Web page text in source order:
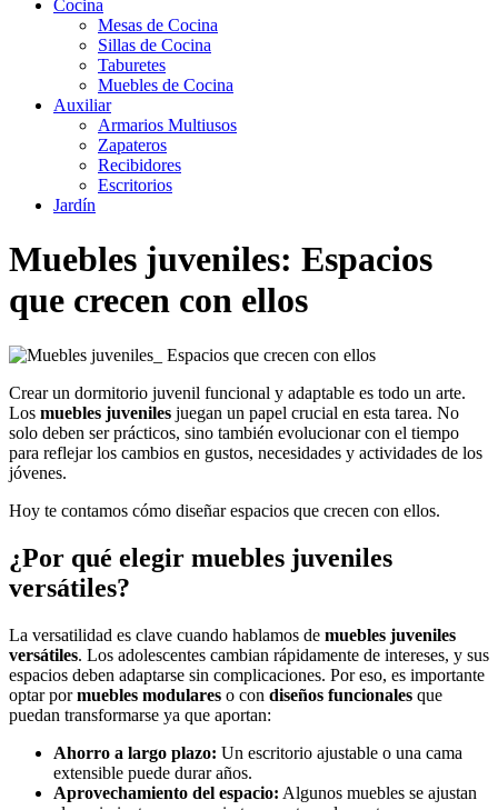
Cocina
Mesas de Cocina
Sillas de Cocina
Taburetes
Muebles de Cocina
Auxiliar
Armarios Multiusos
Zapateros
Recibidores
Escritorios
Jardín
Muebles juveniles: Espacios
que crecen con ellos
Crear un dormitorio juvenil funcional y adaptable es todo un arte.
Los muebles juveniles juegan un papel crucial en esta tarea. No
solo deben ser prácticos, sino también evolucionar con el tiempo
para reflejar los cambios en gustos, necesidades y actividades de los
jóvenes.
Hoy te contamos cómo diseñar espacios que crecen con ellos.
¿Por qué elegir muebles juveniles
versátiles?
La versatilidad es clave cuando hablamos de muebles juveniles
versátiles. Los adolescentes cambian rápidamente de intereses, y sus
espacios deben adaptarse sin complicaciones. Por eso, es importante
optar pormuebles modulares o con diseños funcionales que
puedan transformarse ya que aportan:
Ahorro a largo plazo: Un escritorio ajustable o una cama
extensible puede durar años.
Aprovechamiento del espacio: Algunos muebles se ajustan